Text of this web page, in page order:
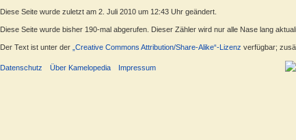
Diese Seite wurde zuletzt am 2. Juli 2010 um 12:43 Uhr geändert.
Diese Seite wurde bisher 190-mal abgerufen. Dieser Zähler wird nur alle Nase lang
Der Text ist unter der „Creative Commons Attribution/Share-Alike“-Lizenz verfügbar;
Datenschutz Über Kamelopedia Impressum